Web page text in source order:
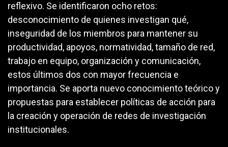
reflexivo. Se identificaron ocho retos:
desconocimiento de quienes investigan qué,
inseguridad de los miembros para mantener su
productividad, apoyos, normatividad, tamaño de red,
trabajo en equipo, organización y comunicación,
estos últimos dos con mayor frecuencia e
importancia. Se aporta nuevo conocimiento teórico y
propuestas para establecer políticas de acción para
la creación y operación de redes de investigación
institucionales.